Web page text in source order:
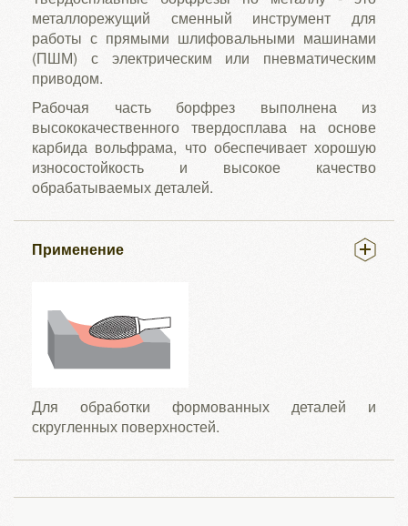
металлорежущий сменный инструмент для
работы с прямыми шлифовальными машинами
(ПШМ) с электрическим или пневматическим
приводом.
Рабочая часть борфрез выполнена из
высококачественного твердосплава на основе
карбида вольфрама, что обеспечивает хорошую
износостойкость и высокое качество
обрабатываемых деталей.
Применение
Для обработки формованных деталей и
скругленных поверхностей.